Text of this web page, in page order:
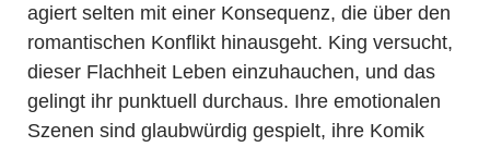
agiert selten mit einer Konsequenz, die über den
romantischen Konflikt hinausgeht. King versucht,
dieser Flachheit Leben einzuhauchen, und das
gelingt ihr punktuell durchaus. Ihre emotionalen
Szenen sind glaubwürdig gespielt, ihre Komik